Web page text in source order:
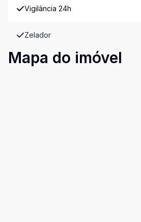
Vigilância 24h
Zelador
Mapa do imóvel